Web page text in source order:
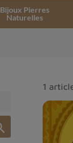
Bijoux Pierres
Naturelles
1